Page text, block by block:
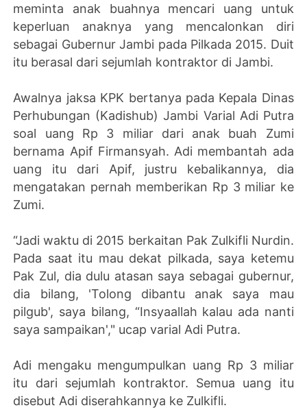
meminta anak buahnya mencari uang untuk
keperluan anaknya yang mencalonkan diri
sebagai Gubernur Jambi pada Pilkada 2015. Duit
itu berasal dari sejumlah kontraktor di Jambi.
Awalnya jaksa KPK bertanya pada Kepala Dinas
Perhubungan (Kadishub) Jambi Varial Adi Putra
soal uang Rp 3 miliar dari anak buah Zumi
bernama Apif Firmansyah. Adi membantah ada
uang itu dari Apif, justru kebalikannya, dia
mengatakan pernah memberikan Rp 3 miliar ke
Zumi.
“Jadi waktu di 2015 berkaitan Pak Zulkifli Nurdin.
Pada saat itu mau dekat pilkada, saya ketemu
Pak Zul, dia dulu atasan saya sebagai gubernur,
dia bilang, 'Tolong dibantu anak saya mau
pilgub', saya bilang, “Insyaallah kalau ada nanti
saya sampaikan'," ucap varial Adi Putra.
Adi mengaku mengumpulkan uang Rp 3 miliar
itu dari sejumlah kontraktor. Semua uang itu
disebut Adi diserahkannya ke Zulkifli.